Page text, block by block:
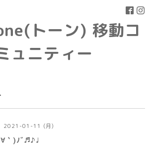
トーン) 移動コ
ュニティー
2021-01-11 (月)
｀)ﾉﾞ♬♪♩